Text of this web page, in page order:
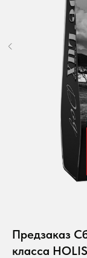
Предзаказ
класса